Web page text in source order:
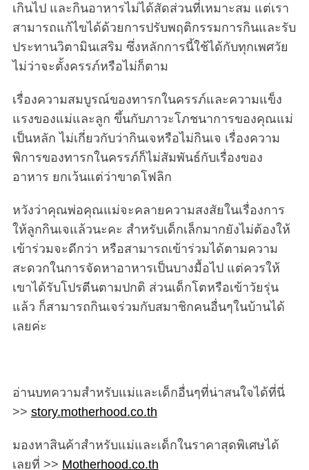
เกินไป และกินอาหารไม่ได้สัดส่วนที่่เหมาะสม แต่เรา
สามารถแก้ไขได้ด้วยการปรับพฤติกรรมการกินและรับ
ประทานวิตามินเสริม ซึ่งหลักการนี้ใช้ได้กับทุกเพศวัย
ไม่ว่าจะตั้งครรภ์หรือไม่ก็ตาม
เรื่องความสมบูรณ์ของทารกในครรภ์และความแข็ง
แรงของแม่และลูก ขึ้นกับภาวะโภชนาการของคุณแม่
เป็นหลัก ไม่เกี่ยวกับว่ากินเจหรือไม่กินเจ เรื่องความ
พิการของทารกในครรภ์ก็ไม่สัมพันธ์กับเรื่องของ
อาหาร ยกเว้นแต่ว่าขาดโฟลิก
หวังว่าคุณพ่อคุณแม่จะคลายความสงสัยในเรื่องการ
ให้ลูกกินเจแล้วนะคะ สำหรับเด็กเล็กมากยังไม่ต้องให้
เข้าร่วมจะดีกว่า หรือสามารถเข้าร่วมได้ตามความ
สะดวกในการจัดหาอาหารเป็นบางมื้อไป แต่ควรให้
เขาได้รับโปรตีนตามปกติ ส่วนเด็กโตหรือเข้าวัยรุ่น
แล้ว ก็สามารถกินเจร่วมกับสมาชิกคนอื่นๆในบ้านได้
เลยค่ะ
อ่านบทความสำหรับแม่และเด็กอื่นๆที่น่าสนใจได้ที่นี่
>> story.motherhood.co.th
มองหาสินค้าสำหรับแม่และเด็กในราคาสุดพิเศษได้
เลยที่ >> Motherhood.co.th